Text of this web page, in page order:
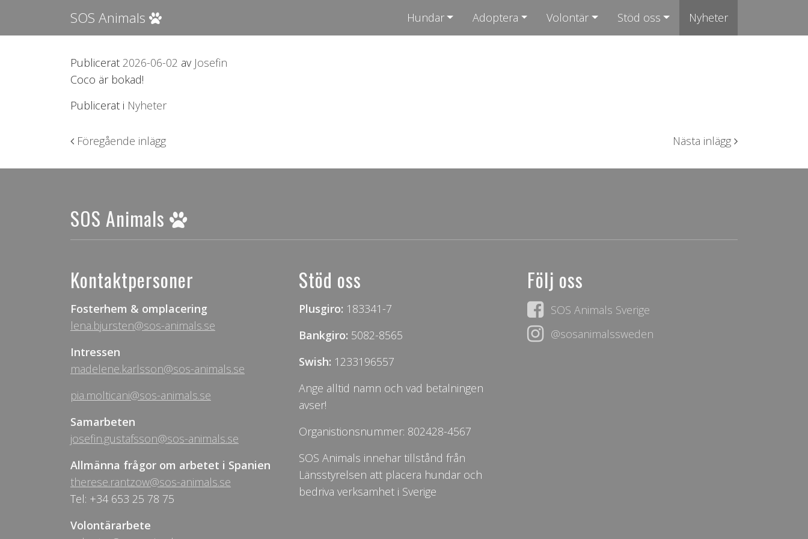
SOS Animals Hundar Adoptera Volontär Stöd oss Nyheter
Publicerat 2026-06-02 av Josefin
Coco är bokad!
Publicerat i Nyheter
Inläggsnavigering
Föregående inlägg Nästa inlägg
SOS Animals
Kontaktpersoner
Fosterhem & omplacering
lena.bjursten@sos-animals.se
Intressen
madelene.karlsson@sos-animals.se
pia.molticani@sos-animals.se
Samarbeten
josefin.gustafsson@sos-animals.se
Allmänna frågor om arbetet i Spanien
therese.rantzow@sos-animals.se
Tel: +34 653 25 78 75
Volontärarbete
Stöd oss
Plusgiro: 183341-7
Bankgiro: 5082-8565
Swish: 1233196557
Ange alltid namn och vad betalningen
avser!
Organistionsnummer: 802428-4567
SOS Animals innehar tillstånd från
Länsstyrelsen att placera hundar och
bedriva verksamhet i Sverige
Följ oss
SOS Animals Sverige
@sosanimalssweden